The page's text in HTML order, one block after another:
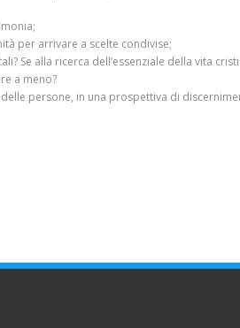
per arrivare a scelte condivise;
Se alla ricerca dell’essenziale della vita
a meno?
persone, in una prospettiva di